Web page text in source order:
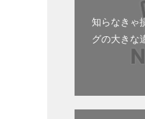
知らなきゃ
グの大きな